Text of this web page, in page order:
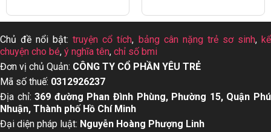
Chủ đề nổi bật:truyện cổ tích, bảng cân nặng trẻ sơ sinh,kể
chuyện cho bé, ý nghĩa tên, chỉ số bmi
Đơn vị chủ Quản: CÔNG TY CỔ PHẦN YÊU TRẺ
Mã số thuế: 0312926237
Địa chỉ:369 đường Phan Đình Phùng, Phường 15, Quận Phú
Nhuận, Thành phố Hồ Chí Minh
Đại diện pháp luật: Nguyễn Hoàng Phượng Linh